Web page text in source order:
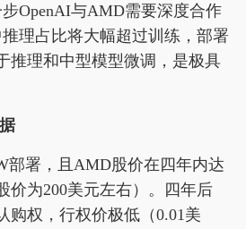
OpenAI与AMD需要深度合作
理占比将大幅超过训练，部署
推理和中型模型微调，是极具
部署，且AMD股价在四年内达
价为200美元左右）。四年后
购权，行权价极低（0.01美